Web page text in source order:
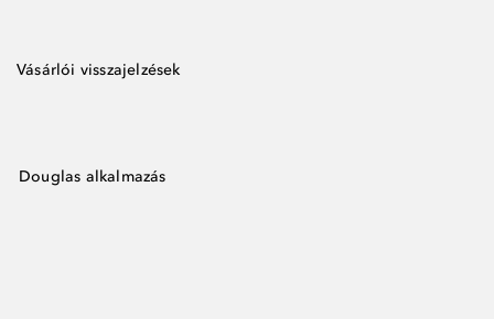
Vásárlói visszajelzések
Douglas alkalmazás